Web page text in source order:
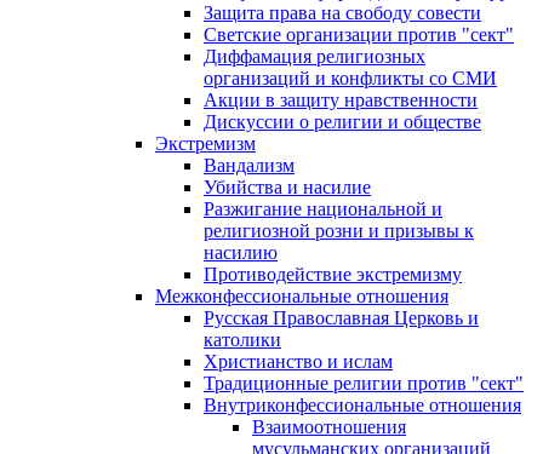
Защита права на свободу совести
Светские организации против "сект"
Диффамация религиозных
организаций и конфликты со СМИ
Акции в защиту нравственности
Дискуссии о религии и обществе
Экстремизм
Вандализм
Убийства и насилие
Разжигание национальной и
религиозной розни и призывы к
насилию
Противодействие экстремизму
Межконфессиональные отношения
Русская Православная Церковь и
католики
Христианство и ислам
Традиционные религии против "сект"
Внутриконфессиональные отношения
Взаимоотношения
мусульманских организаций